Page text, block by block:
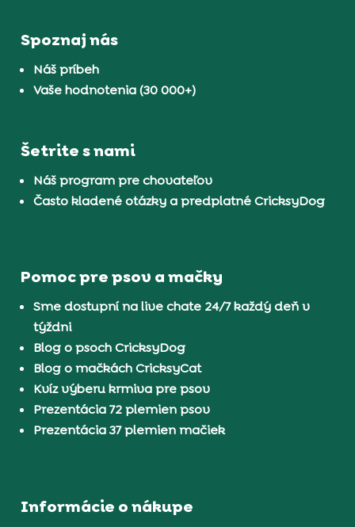
Spoznaj nás
Náš príbeh
Vaše hodnotenia (30 000+)
Šetrite s nami
Náš program pre chovateľov
Často kladené otázky a predplatné CricksyDog
Pomoc pre psov a mačky
Sme dostupní na live chate 24/7 každý deň v
týždni
Blog o psoch CricksyDog
Blog o mačkách CricksyCat
Kvíz výberu krmiva pre psov
Prezentácia 72 plemien psov
Prezentácia 37 plemien mačiek
Informácie o nákupe